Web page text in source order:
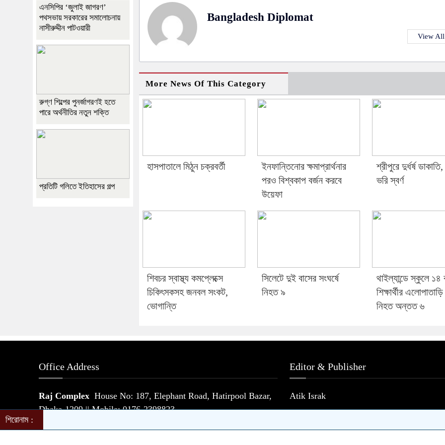
Bangladesh Diplomat
View All
More News Of This Category
হাসপাতালে মিঠুন চক্রবর্তী
ইনফান্তিনোর ক্ষমাপ্রার্থনার
পরও বিশ্বকাপ বর্জন করবে
উয়েফা
শ্রীপুরে দুর্ধর্ষ
ভরি স্বর্ণ
শিবচর স্বাস্থ্য কমপ্লেক্সে
চিকিৎসকসহ জনবল সংকট,
ভোগান্তি
সিলেটে দুই বাসের সংঘর্ষে
নিহত ৯
থাইল্যান্ডে স্কুলে ১৪
শিক্ষার্থীর
নিহত অন্তত ৬
এনসিপির ‘জুলাই জাগরণ’
পথসভায় সরকারের সমালোচনায়
নাসীরুদ্দীন পাটওয়ারী
রুগ্ণ শিল্পের পুনর্জাগরণই হতে
পারে অর্থনীতির নতুন শক্তি
প্রতিটি গলিতে ইতিহাসের গল্প
Office Address
Raj Complex House No: 187, Elephant Road, Hatirpool Bazar,
Dhaka-1209 || Mobile: 0176-2398823
Editor & Publisher
Atik Israk
শিরোনাম :